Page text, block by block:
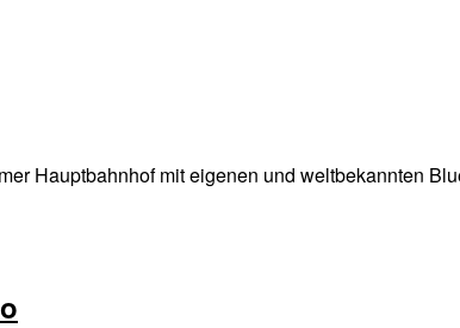
Hauptbahnhof mit eigenen und weltbekannten